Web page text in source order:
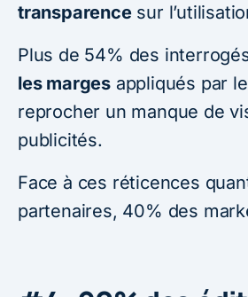
transparencesur
Plus de 54% des
les marges appliqués par
reprocher un manque de
publicités.
Face à ces réticences
partenaires, 40% des